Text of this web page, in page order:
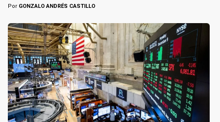
Por GONZALO ANDRÉS CASTILLO